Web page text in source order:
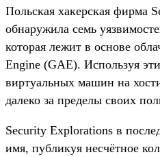
Польская хакерская фирма
обнаружила семь
которая лежит в основе
Engine (GAE). Используя
виртуальных машин на
далеко за пределы своих
Security Explorations в
имя, публикуя несчётное